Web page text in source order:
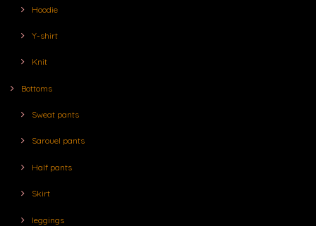
Hoodie
Y-shirt
Knit
Bottoms
Sweat pants
Sarouel pants
Half pants
Skirt
leggings